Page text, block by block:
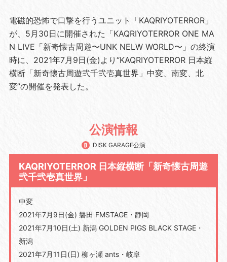
電磁的恐怖で口撃を行うユニット「KAQRIYOTERROR」
が、5月30日に開催された「KAQRIYOTERROR ONE MA
N LIVE「新奇懐古周遊〜UNK NELW WORLD〜」の終演
時に、2021年7月9日(金)より“KAQRIYOTERROR 日本縦
横断「新奇懐古周遊弐千弐壱真世界」中変、南変、北
変”の開催を発表した。
公演情報
DISK GARAGE公演
KAQRIYOTERROR 日本縦横断「新奇懐古周遊
弐千弐壱真世界」
中変
2021年7月9日(金) 磐田 FMSTAGE・静岡
2021年7月10日(土) 新潟 GOLDEN PIGS BLACK STAGE・
新潟
2021年7月11日(日) 柳ヶ瀬 ants・岐阜